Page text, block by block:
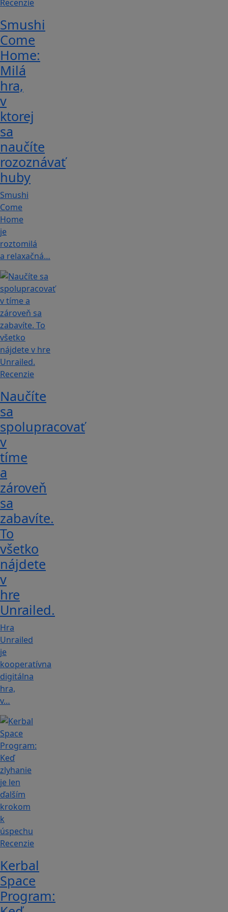
Recenzie
Smushi
Come
Home:
Milá
hra,
v
ktorej
sa
naučíte
rozoznávať
huby
Smushi
Come
Home
je
roztomilá
a relaxačná…
Recenzie
Naučíte
sa
spolupracovať
v
tíme
a
zároveň
sa
zabavíte.
To
všetko
nájdete
v
hre
Unrailed.
Hra
Unrailed
je
kooperatívna
digitálna
hra,
v…
Recenzie
Kerbal
Space
Program: